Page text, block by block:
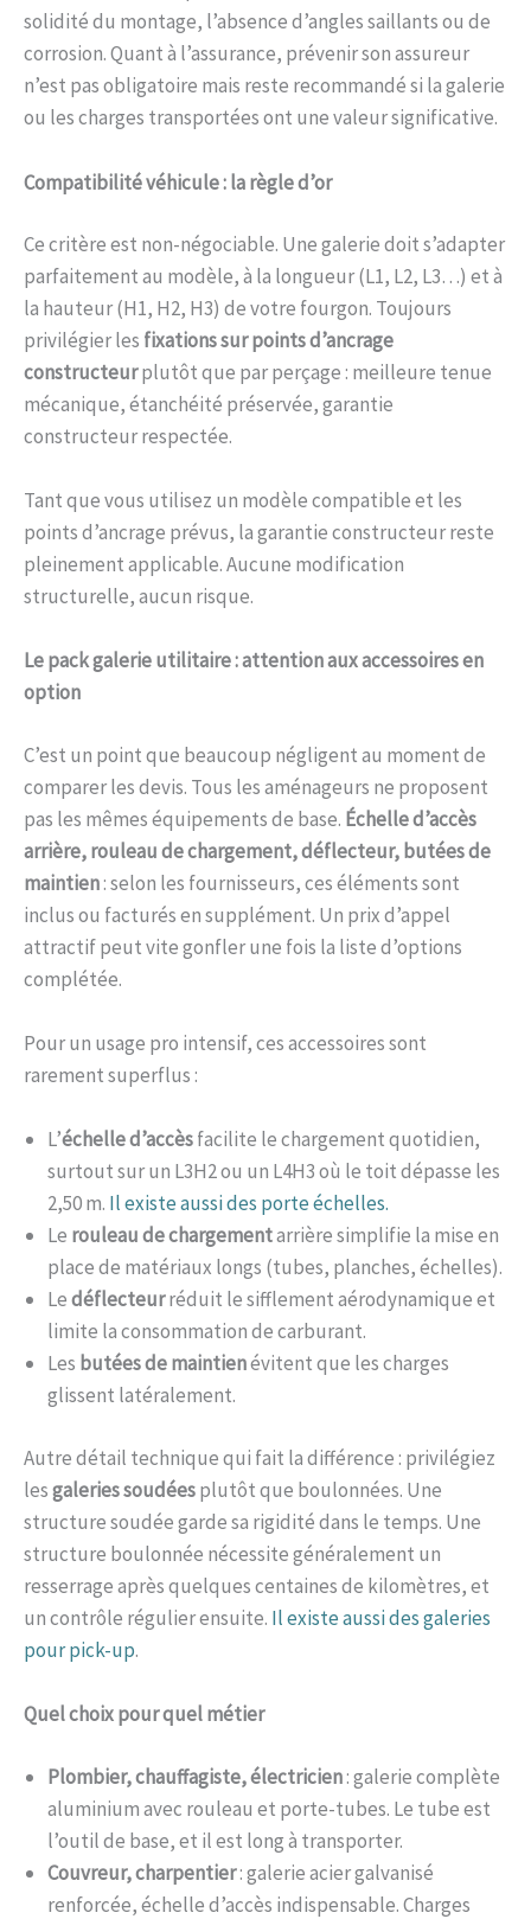
solidité du montage, l’absence d’angles saillants ou de
corrosion. Quant à l’assurance, prévenir son assureur
n’est pas obligatoire mais reste recommandé si la galerie
ou les charges transportées ont une valeur significative.
Compatibilité véhicule : la règle d’or
Ce critère est non-négociable. Une galerie doit s’adapter
parfaitement au modèle, à la longueur (L1, L2, L3…) et à
la hauteur (H1, H2, H3) de votre fourgon. Toujours
privilégier les fixations sur points d’ancrage
constructeurplutôt que par perçage : meilleure tenue
mécanique, étanchéité préservée, garantie
constructeur respectée.
Tant que vous utilisez un modèle compatible et les
points d’ancrage prévus, la garantie constructeur reste
pleinement applicable. Aucune modification
structurelle, aucun risque.
Le pack galerie utilitaire : attention aux accessoires en
option
C’est un point que beaucoup négligent au moment de
comparer les devis. Tous les aménageurs ne proposent
pas les mêmes équipements de base. Échelle d’accès
arrière, rouleau de chargement, déflecteur, butées de
maintien: selon les fournisseurs, ces éléments sont
inclus ou facturés en supplément. Un prix d’appel
attractif peut vite gonfler une fois la liste d’options
complétée.
Pour un usage pro intensif, ces accessoires sont
rarement superflus :
L’échelle d’accèsfacilite le chargement quotidien,
surtout sur un L3H2 ou un L4H3 où le toit dépasse les
2,50 m. Il existe aussi des porte échelles.
Le rouleau de chargementarrière simplifie la mise en
place de matériaux longs (tubes, planches, échelles).
Ledéflecteurréduit le sifflement aérodynamique et
limite la consommation de carburant.
Les butées de maintienévitent que les charges
glissent latéralement.
Autre détail technique qui fait la différence : privilégiez
lesgaleries soudéesplutôt que boulonnées. Une
structure soudée garde sa rigidité dans le temps. Une
structure boulonnée nécessite généralement un
resserrage après quelques centaines de kilomètres, et
un contrôle régulier ensuite. Il existe aussi des galeries
pour pick-up.
Quel choix pour quel métier
Plombier, chauffagiste, électricien: galerie complète
aluminium avec rouleau et porte-tubes. Le tube est
l’outil de base, et il est long à transporter.
Couvreur, charpentier: galerie acier galvanisé
renforcée, échelle d’accès indispensable. Charges